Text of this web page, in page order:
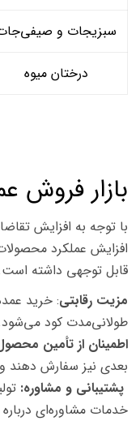
سبزیجات و
درختان میوه
بازار فروش
با توجه به افزایش
افزایش عملکرد
قابل توجهی داشته
مزیت رقابتی: خرید
طولانی‌مدت کود
اطمینان از تأمین
بعدی نیز سفارش دهند
پشتیبانی و مشاوره:
خدمات مشاوره‌ای